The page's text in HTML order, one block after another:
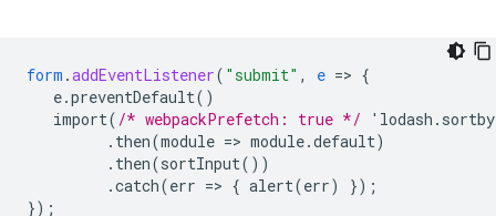
form .addEventListener( "submit" , e => {
e.preventDefault()
import( /* webpackPrefetch: true */
.then(module => module.default)
.then(sortInput())
.catch(err => { alert(err) });
});